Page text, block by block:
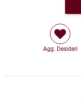
Agg. Desideri